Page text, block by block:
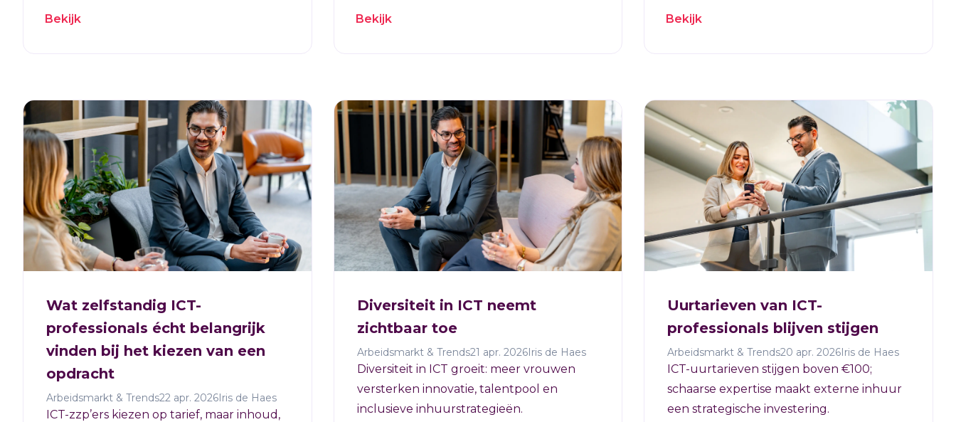
Bekijk Bekijk
krijgen op je wervingsproces, maar welke
optimaliseren van hun
recruitmentstrategie.
Bekijk
Wat zelfstandig ICT-
professionals écht belangrijk
vinden bij het kiezen van een
opdracht
Arbeidsmarkt & Trends22 apr. 2026Iris de Haes
ICT-zzp’ers kiezen op tarief, maar inhoud,
Diversiteit in ICT neemt
zichtbaar toe
Arbeidsmarkt & Trends21 apr. 2026Iris de Haes
Diversiteit in ICT groeit: meer vrouwen
versterken innovatie, talentpool en
inclusieve inhuurstrategieën.
Uurtarieven van ICT-
professionals blijven stijgen
Arbeidsmarkt & Trends20 apr. 2026Iris de Haes
ICT-uurtarieven stijgen boven €100;
schaarse expertise maakt externe inhuur
een strategische investering.